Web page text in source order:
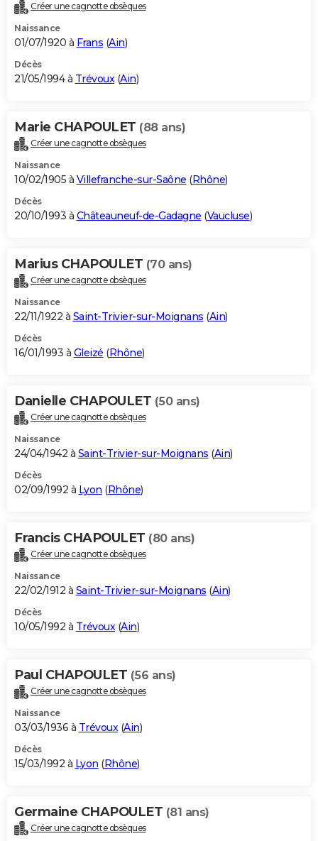
Créer une cagnotte obsèques
Naissance
01/07/1920 à Frans (Ain)
Décès
21/05/1994 à Trévoux(Ain)
Marie CHAPOULET (88 ans)
Créer une cagnotte obsèques
Naissance
10/02/1905 à Villefranche-sur-Saône (Rhône)
Décès
20/10/1993 à Châteauneuf-de-Gadagne (Vaucluse)
Marius CHAPOULET (70 ans)
Créer une cagnotte obsèques
Naissance
22/11/1922 à Saint-Trivier-sur-Moignans (Ain)
Décès
16/01/1993 à Gleizé (Rhône)
Danielle CHAPOULET (50 ans)
Créer une cagnotte obsèques
Naissance
24/04/1942 à Saint-Trivier-sur-Moignans (Ain)
Décès
02/09/1992 à Lyon (Rhône)
Francis CHAPOULET (80 ans)
Créer une cagnotte obsèques
Naissance
22/02/1912 à Saint-Trivier-sur-Moignans (Ain)
Décès
10/05/1992 à Trévoux(Ain)
Paul CHAPOULET (56 ans)
Créer une cagnotte obsèques
Naissance
03/03/1936 à Trévoux (Ain)
Décès
15/03/1992 à Lyon (Rhône)
Germaine CHAPOULET (81 ans)
Créer une cagnotte obsèques